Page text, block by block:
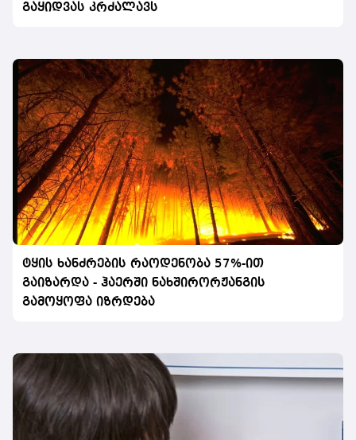
გაყიდვას კრძალავს
ტყის ხანძრების რაოდენობა 57%-ით
გაიზარდა - ჰაერში ნახშირორჟანგის
გამოყოფა იზრდება